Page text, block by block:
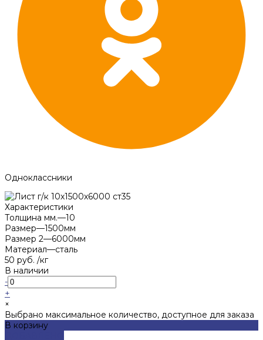
Одноклассники
Характеристики
Толщина мм.—10
Размер—1500мм
Размер 2—6000мм
Материал—сталь
50 руб. /кг
В наличии
-
+
×
Выбрано максимальное количество, доступное для заказа
В корзину